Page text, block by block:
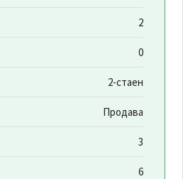
2
0
2-стаен
Продава
3
6